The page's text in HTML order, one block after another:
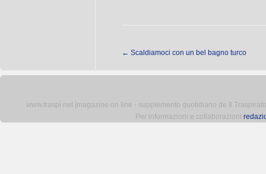
← Scaldiamoci con un bel bagno turco
www.traspi.net [magazine on line - supplemento quotidiano de Il
Per informazioni e collaborazioni